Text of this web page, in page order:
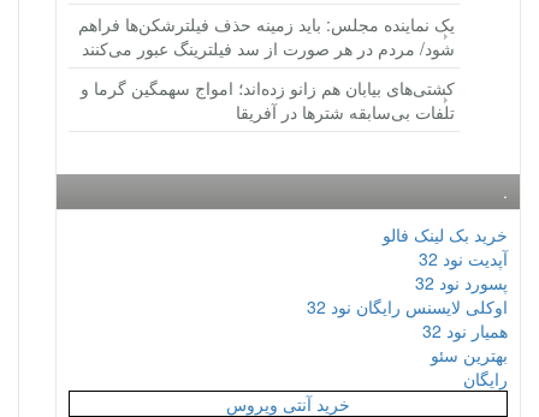
یک نماینده مجلس: باید زمینه حذف فیلترشکن‌ها فراهم
شود/ مردم در هر صورت از سد فیلترینگ عبور می‌کنند
کشتی‌های بیابان هم زانو زده‌اند؛ امواج سهمگین گرما و
تلفات بی‌سابقه شترها در آفریقا
.
خرید بک لینک فالو
آپدیت نود 32
پسورد نود 32
اوکلی لایسنس رایگان نود 32
همیار نود 32
بهترین سئو
رایگان
خرید آنتی ویروس